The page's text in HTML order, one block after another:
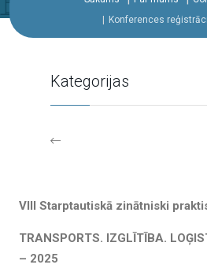
Konferences
Kategorijas
VIII Starptautiskā zinātniski
TRANSPORTS. IZGLĪTĪBA.
– 2025